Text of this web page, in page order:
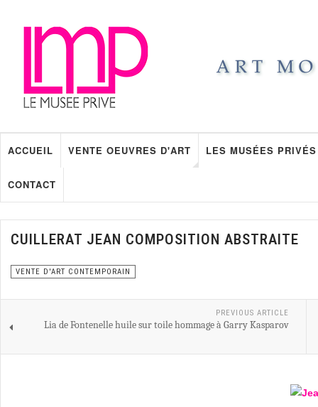
ACCUEIL VENTE OEUVRES D'ART LES MUSÉES PRIVÉS
CONTACT
CUILLERAT JEAN COMPOSITION ABSTRAITE
VENTE D'ART CONTEMPORAIN
PREVIOUS ARTICLE
Lia de Fontenelle huile sur toile hommage à Garry Kasparov